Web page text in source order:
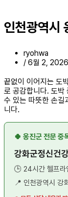
인천광역시
ryohwa
/ 6월 2, 2026
끝없이 이어지는 도
로 공감합니다. 도박
수 있는 따뜻한 손길
니다.
🍀 옹진군 전문 중
강화군정신건
🕒 24시간 헬프
📍 인천광역시 강